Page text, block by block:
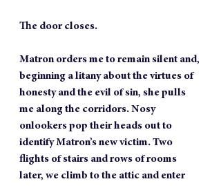
The door closes.
Matron orders me to remain silent and,
beginning a litany about the virtues of
honesty and the evil of sin, she pulls
me along the corridors. Nosy
onlookers pop their heads out to
identify Matron’s new victim. Two
flights of stairs and rows of rooms
later, we climb to the attic and enter